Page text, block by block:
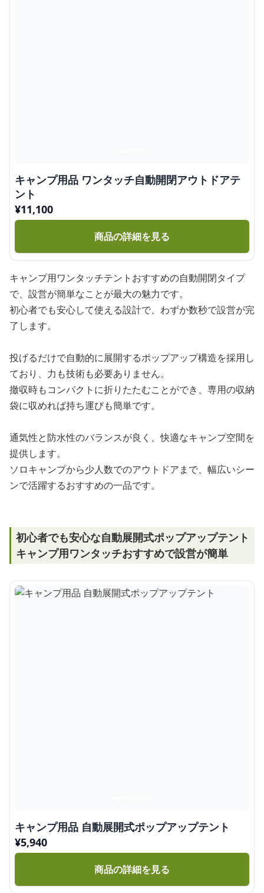
キャンプ用品 ワンタッチ自動開閉アウトドアテ
ント
¥11,100
商品の詳細を見る
キャンプ用ワンタッチテントおすすめの自動開閉タイプ
で、設営が簡単なことが最大の魅力です。
初心者でも安心して使える設計で、わずか数秒で設営が完
了します。
投げるだけで自動的に展開するポップアップ構造を採用し
ており、力も技術も必要ありません。
撤収時もコンパクトに折りたたむことができ、専用の収納
袋に収めれば持ち運びも簡単です。
通気性と防水性のバランスが良く、快適なキャンプ空間を
提供します。
ソロキャンプから少人数でのアウトドアまで、幅広いシー
ンで活躍するおすすめの一品です。
初心者でも安心な自動展開式ポップアップテント
キャンプ用ワンタッチおすすめで設営が簡単
キャンプ用品 自動展開式ポップアップテント
¥5,940
商品の詳細を見る